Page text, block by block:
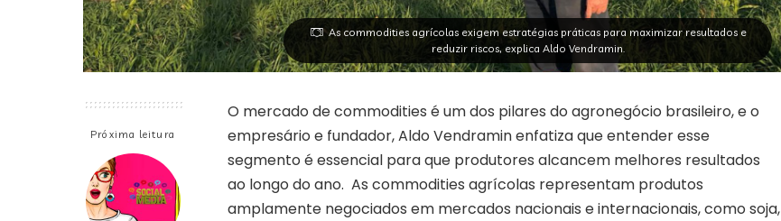
As commodities agrícolas exigem estratégias práticas para maximizar resultados e
reduzir riscos, explica Aldo Vendramin.
Próxima leitura
O mercado de commodities é um dos pilares do agronegócio brasileiro, e o
empresário e fundador, Aldo Vendramin enfatiza que entender esse
segmento é essencial para que produtores alcancem melhores resultados
ao longo do ano. As commodities agrícolas representam produtos
amplamente negociados em mercados nacionais e internacionais, como soja,